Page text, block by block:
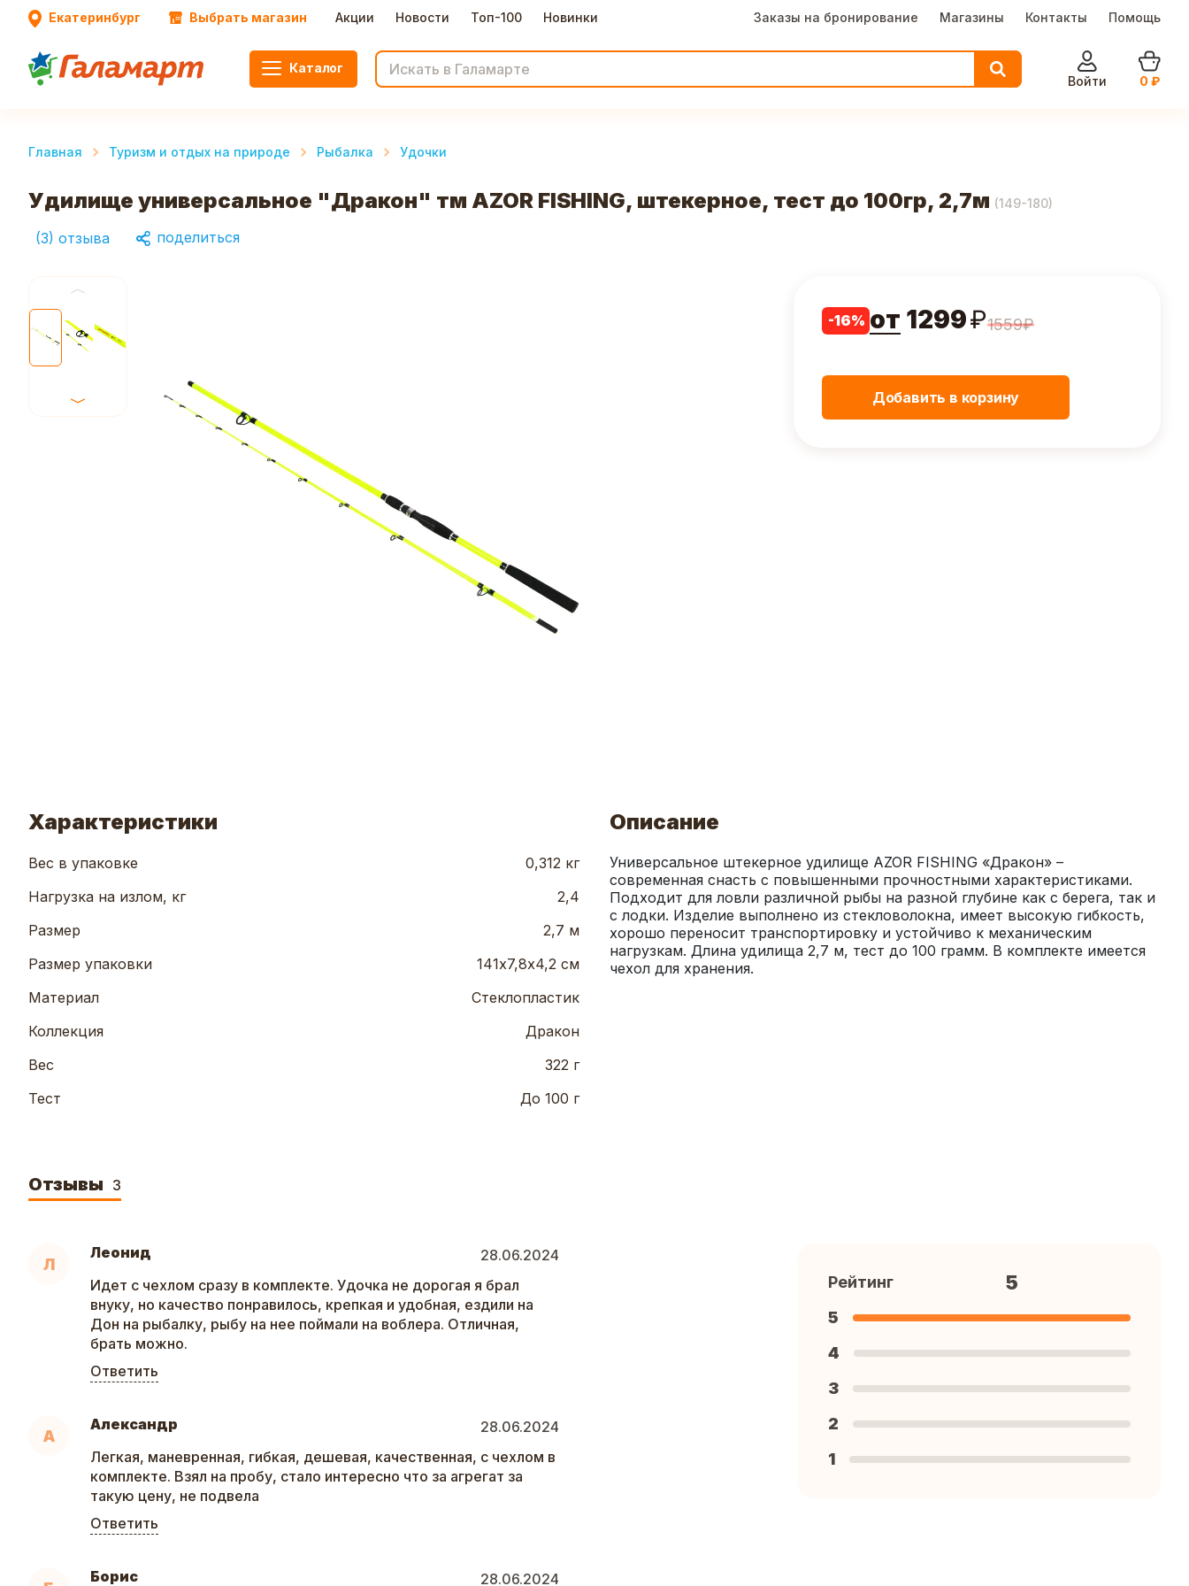
Екатеринбург Выбрать магазин Акции Новости Топ-100 Новинки Заказы на бронирование Магазины Контакты Помощь
Каталог
Войти
0 ₽
Главная Туризм и отдых на природе Рыбалка Удочки
Удилище универсальное "Дракон" тм AZOR FISHING, штекерное, тест до 100гр, 2,7м (149-180)
(3) отзыва поделиться
-16% от 1299₽1559₽
Добавить в корзину
Характеристики
Вес в упаковке
0,312 кг
Нагрузка на излом, кг
2,4
Размер
2,7 м
Размер упаковки
141х7,8х4,2 см
Материал
Стеклопластик
Коллекция
Дракон
Вес
322 г
Тест
До 100 г
Описание
Универсальное штекерное удилище AZOR FISHING «Дракон» –
современная снасть с повышенными прочностными характеристиками.
Подходит для ловли различной рыбы на разной глубине как с берега, так и
с лодки. Изделие выполнено из стекловолокна, имеет высокую гибкость,
хорошо переносит транспортировку и устойчиво к механическим
нагрузкам. Длина удилища 2,7 м, тест до 100 грамм. В комплекте имеется
чехол для хранения.
Отзывы 3
Л
Леонид
28.06.2024
Идет с чехлом сразу в комплекте. Удочка не дорогая я брал
внуку, но качество понравилось, крепкая и удобная, ездили на
Дон на рыбалку, рыбу на нее поймали на воблера. Отличная,
брать можно.
Ответить
А
Александр
28.06.2024
Легкая, маневренная, гибкая, дешевая, качественная, с чехлом в
комплекте. Взял на пробу, стало интересно что за агрегат за
такую цену, не подвела
Ответить
Борис 28.06.2024
Рейтинг 5
5
4
3
2
1